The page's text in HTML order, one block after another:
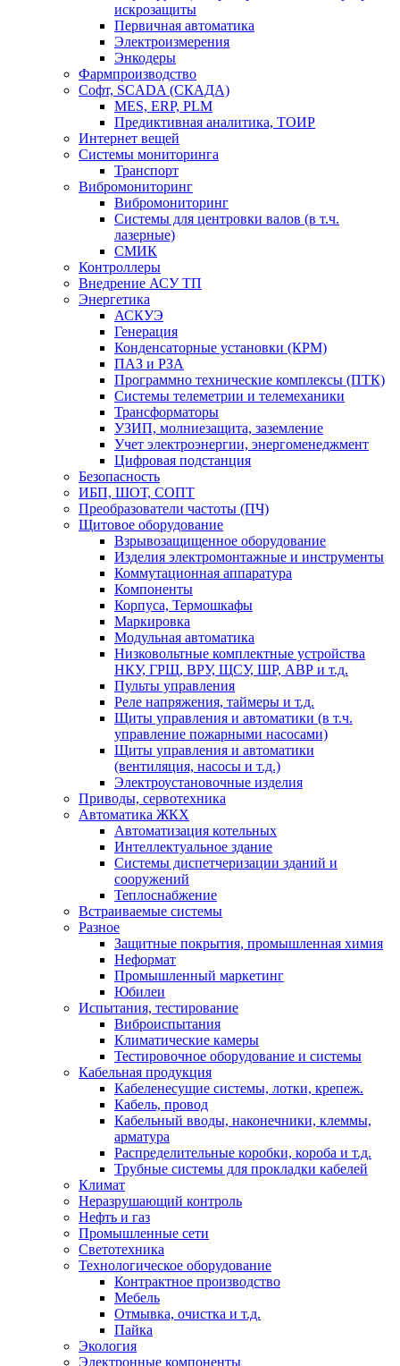
искрозащиты
Первичная автоматика
Электроизмерения
Энкодеры
Фармпроизводство
Софт, SCADA (СКАДА)
MES, ERP, PLM
Предиктивная аналитика, ТОИР
Интернет вещей
Системы мониторинга
Транспорт
Вибромониторинг
Вибромониторинг
Системы для центровки валов (в т.ч.
лазерные)
СМИК
Контроллеры
Внедрение АСУ ТП
Энергетика
АСКУЭ
Генерация
Конденсаторные установки (КРМ)
ПАЗ и РЗА
Программно технические комплексы (ПТК)
Системы телеметрии и телемеханики
Трансформаторы
УЗИП, молниезащита, заземление
Учет электроэнергии, энергоменеджмент
Цифровая подстанция
Безопасность
ИБП, ШОТ, СОПТ
Преобразователи частоты (ПЧ)
Щитовое оборудование
Взрывозащищенное оборудование
Изделия электромонтажные и инструменты
Коммутационная аппаратура
Компоненты
Корпуса, Термошкафы
Маркировка
Модульная автоматика
Низковольтные комплектные устройства
НКУ, ГРЩ, ВРУ, ЩСУ, ШР, АВР и т.д.
Пульты управления
Реле напряжения, таймеры и т.д.
Щиты управления и автоматики (в т.ч.
управление пожарными насосами)
Щиты управления и автоматики
(вентиляция, насосы и т.д.)
Электроустановочные изделия
Приводы, сервотехника
Автоматика ЖКХ
Автоматизация котельных
Интеллектуальное здание
Системы диспетчеризации зданий и
сооружений
Теплоснабжение
Встраиваемые системы
Разное
Защитные покрытия, промышленная химия
Неформат
Промышленный маркетинг
Юбилеи
Испытания, тестирование
Виброиспытания
Климатические камеры
Тестировочное оборудование и системы
Кабельная продукция
Кабеленесущие системы, лотки, крепеж.
Кабель, провод
Кабельный вводы, наконечники, клеммы,
арматура
Распределительные коробки, короба и т.д.
Трубные системы для прокладки кабелей
Климат
Неразрушающий контроль
Нефть и газ
Промышленные сети
Светотехника
Технологическое оборудование
Контрактное производство
Мебель
Отмывка, очистка и т.д.
Пайка
Экология
Электронные компоненты